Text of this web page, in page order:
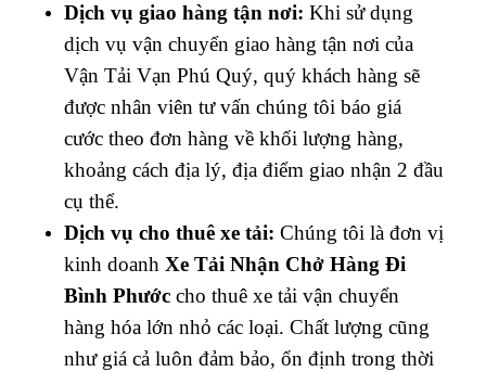
Dịch vụ giao hàng tận nơi: Khi sử dụng
dịch vụ vận chuyển giao hàng tận nơi của
Vận Tải Vạn Phú Quý, quý khách hàng sẽ
được nhân viên tư vấn chúng tôi báo giá
cước theo đơn hàng về khối lượng hàng,
khoảng cách địa lý, địa điểm giao nhận 2 đầu
cụ thể.
Dịch vụ cho thuê xe tải: Chúng tôi là đơn vị
kinh doanh Xe Tải Nhận Chở Hàng Đi
Bình Phước cho thuê xe tải vận chuyển
hàng hóa lớn nhỏ các loại. Chất lượng cũng
như giá cả luôn đảm bảo, ổn định trong thời